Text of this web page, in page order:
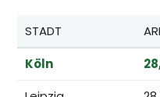
STADT
Köln